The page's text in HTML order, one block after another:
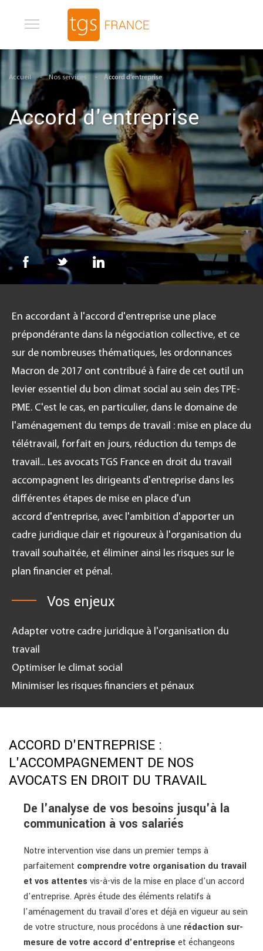
Aller au contenu principal
FR
Accueil Nos services Accord d'entreprise
Accord d'entreprise
En accordant à l'accord d'entreprise une place
prépondérante dans la négociation collective, et ce
sur de nombreuses thématiques, les ordonnances
Macron de 2017 ont contribué à faire de cet outil un
levier essentiel du bon climat social au sein des TPE-
PME. C'est le cas, en particulier, dans le domaine de
l'aménagement du temps de travail : mise en place du
télétravail, forfait en jours, réduction du temps de
travail... Les avocats TGS France en droit du travail
accompagnent les dirigeants d'entreprise dans les
différentes étapes de mise en place d'un
accord d'entreprise, avec l'ambition d'apporter un
cadre juridique clair et rigoureux à l'organisation du
travail souhaitée, et éliminer ainsi les risques sur le
plan financier et pénal.
Vos enjeux
Adapter votre cadre juridique à l'organisation du
travail
Optimiser le climat social
Minimiser les risques financiers et pénaux
ACCORD D'ENTREPRISE :
L'ACCOMPAGNEMENT DE NOS
AVOCATS EN DROIT DU TRAVAIL
De l'analyse de vos besoins jusqu'à la
communication à vos salariés
Notre intervention vise dans un premier temps à
parfaitement comprendre votre organisation du travail
et vos attentes vis-à-vis de la mise en place d'un accord
d'entreprise. Après étude des éléments relatifs à
l'aménagement du travail d'ores et déjà en vigueur au sein
de votre structure, nous procédons à une rédaction sur-
mesure de votre accord d'entreprise et échangeons